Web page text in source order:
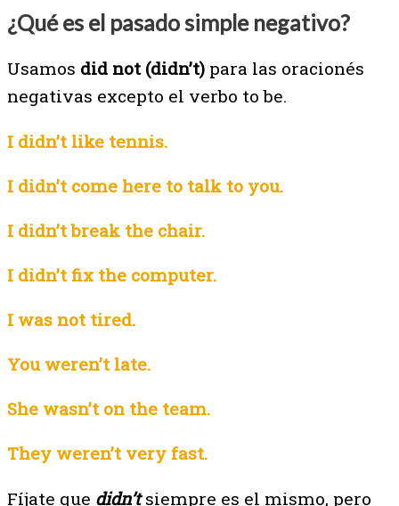
¿Qué es el pasado simple negativo?
Usamos did not (didn’t) para las oracionés
negativas excepto el verbo to be.
I didn’t like tennis.
I didn’t come here to talk to you.
I didn’t break the chair.
I didn’t fix the computer.
I was not tired.
You weren’t late.
She wasn’t on the team.
They weren’t very fast.
Fíjate que didn’tsiempre es el mismo, pero